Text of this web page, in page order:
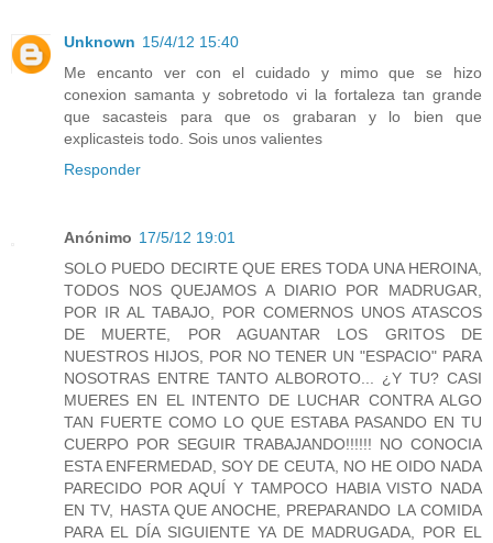
Unknown 15/4/12 15:40
Me encanto ver con el cuidado y mimo que se hizo
conexion samanta y sobretodo vi la fortaleza tan grande
que sacasteis para que os grabaran y lo bien que
explicasteis todo. Sois unos valientes
Responder
Anónimo 17/5/12 19:01
SOLO PUEDO DECIRTE QUE ERES TODA UNA HEROINA,
TODOS NOS QUEJAMOS A DIARIO POR MADRUGAR,
POR IR AL TABAJO, POR COMERNOS UNOS ATASCOS
DE MUERTE, POR AGUANTAR LOS GRITOS DE
NUESTROS HIJOS, POR NO TENER UN "ESPACIO" PARA
NOSOTRAS ENTRE TANTO ALBOROTO... ¿Y TU? CASI
MUERES EN EL INTENTO DE LUCHAR CONTRA ALGO
TAN FUERTE COMO LO QUE ESTABA PASANDO EN TU
CUERPO POR SEGUIR TRABAJANDO!!!!!! NO CONOCIA
ESTA ENFERMEDAD, SOY DE CEUTA, NO HE OIDO NADA
PARECIDO POR AQUÍ Y TAMPOCO HABIA VISTO NADA
EN TV, HASTA QUE ANOCHE, PREPARANDO LA COMIDA
PARA EL DÍA SIGUIENTE YA DE MADRUGADA, POR EL